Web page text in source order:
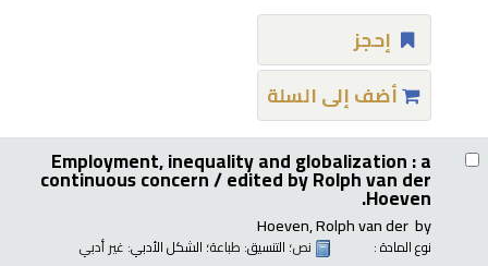
إحجز
أضف إلى السلة
Employment, inequality and globalization : a
continuous concern /edited by Rolph van der
Hoeven.
by
Hoeven, Rolph van der
نوع المادة : نص؛ التنسيق: طباعة؛ الشكل الأدبي: غير أدبي